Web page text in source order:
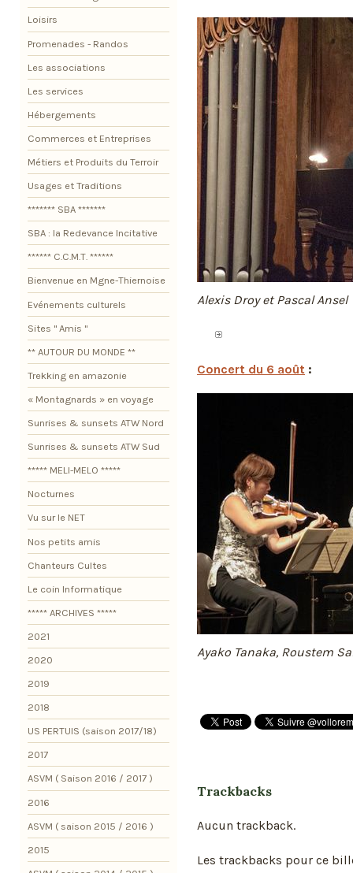
Alexis Droy et Pascal Ansel
Concert du 6 août :
Ayako Tanaka, Roustem
Trackbacks
Aucun trackback.
Les trackbacks pour ce
Loisirs
Promenades - Randos
Les associations
Les services
Hébergements
Commerces et Entreprises
Métiers et Produits du Terroir
Usages et Traditions
******* SBA *******
SBA : la Redevance Incitative
****** C.C.M.T. ******
Bienvenue en Mgne-Thiernoise
Evénements culturels
Sites " Amis "
** AUTOUR DU MONDE **
Trekking en amazonie
« Montagnards » en voyage
Sunrises & sunsets ATW Nord
Sunrises & sunsets ATW Sud
***** MELI-MELO *****
Nocturnes
Vu sur le NET
Nos petits amis
Chanteurs Cultes
Le coin Informatique
***** ARCHIVES *****
2021
2020
2019
2018
US PERTUIS (saison 2017/18)
2017
ASVM ( Saison 2016 / 2017 )
2016
ASVM ( saison 2015 / 2016 )
2015